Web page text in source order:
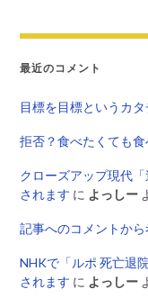
最近のコメント
目標を目標というカ
拒否？食べたくても食
クローズアップ現代
されます に よっしー
記事へのコメントから
NHKで「ルポ 死亡退
されます に よっしー